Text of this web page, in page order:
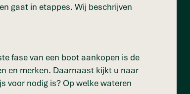
gaat in etappes. Wij beschrijven
fase van een boot aankopen is de
en merken. Daarnaast kijkt u naar
voor nodig is? Op welke wateren